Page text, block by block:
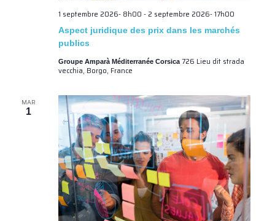
Aspect juridique des prix dans les marchés
publics
1 septembre 2026- 8h00 - 2 septembre 2026- 17h00
Groupe Amparà Méditerranée Corsica 726 Lieu dit strada
vecchia, Borgo, France
MAR
1